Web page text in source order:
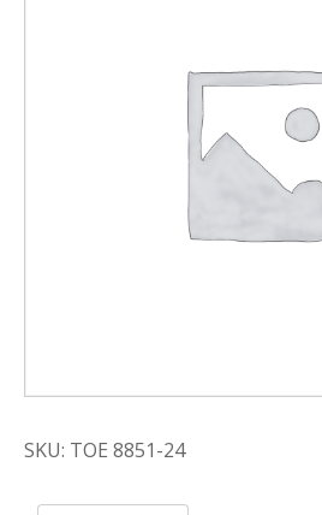
SKU: TOE 8851-24